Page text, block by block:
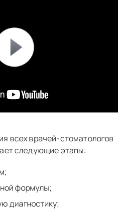
всех врачей-стоматологов
следующие этапы:
формулы;
диагностику;